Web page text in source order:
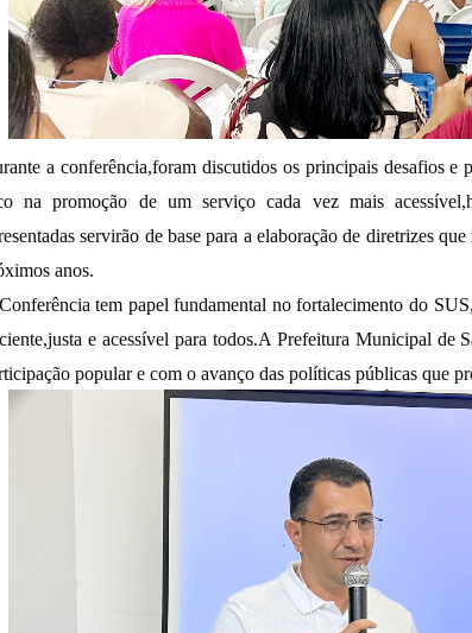
a conferência,foram discutidos os principais desafios e
na promoção de um serviço cada vez mais
servirão de base para a elaboração de diretrizes
anos.
tem papel fundamental no fortalecimento do
e acessível para todos.A Prefeitura Municipal de
popular e com o avanço das políticas públicas que